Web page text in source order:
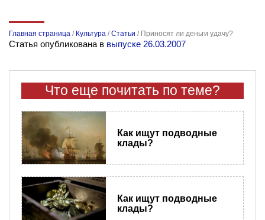
Главная страница / Культура /Статьи / Приносят ли деньги удачу?
Статья опубликована в выпуске 26.03.2007
Что еще почитать по теме?
Как ищут подводные
клады?
Как ищут подводные
клады?